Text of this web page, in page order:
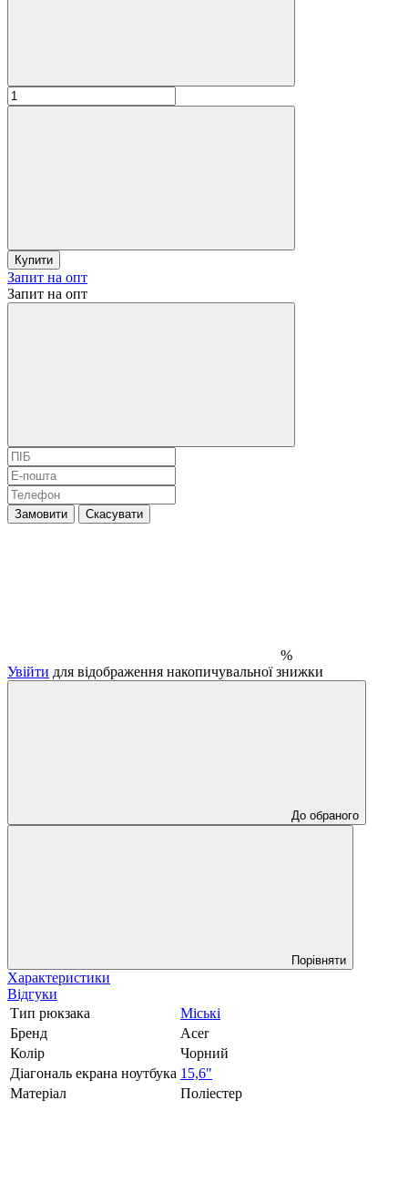
Купити
Запит на опт
Запит на опт
Замовити Скасувати
%
Увійти для відображення накопичувальної знижки
До обраного
Порівняти
Характеристики
Відгуки
Тип рюкзака
Міські
Бренд
Acer
Колір
Чорний
Діагональ екрана ноутбука 15,6"
Матеріал
Поліестер